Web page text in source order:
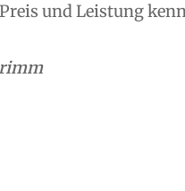
und Leistung